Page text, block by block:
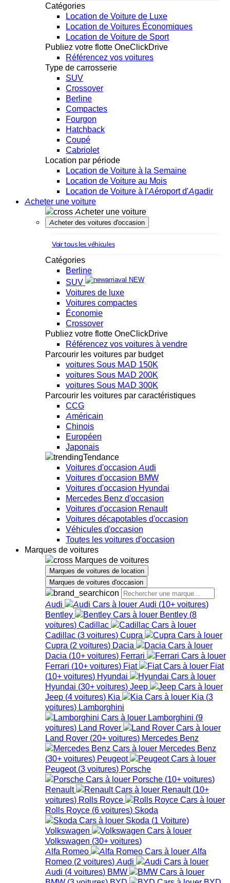
Catégories
Location de Voiture de Luxe
Location de Voitures Économiques
Location de Voiture de Sport
Publiez votre flotte OneClickDrive
Référencez vos voitures
Type de carrosserie
SUV
Crossover
Berline
Compactes
Fourgon
Hatchback
Coupé
Cabriolet
Location par période
Location de Voiture à la Semaine
Location de Voiture au Mois
Location de Voiture à l'Aéroport d'Agadir
Acheter une voiture
Acheter une voiture
Acheter des voitures d'occasion
Voir tous les véhicules
Catégories
Berline
SUV
NEW
Voitures de luxe
Voitures compactes
Économie
Crossover
Publiez votre flotte OneClickDrive
Référencez vos voitures à vendre
Parcourir les voitures par budget
voitures Sous MAD 150K
voitures Sous MAD 200K
voitures Sous MAD 300K
Parcourir les voitures par caractéristiques
CCG
Américain
Chinois
Européen
Japonais
Tendance
Voitures d'occasion Audi
Voitures d'occasion BMW
Voitures d'occasion Hyundai
Mercedes Benz d'occasion
Voitures d'occasion Renault
Voitures décapotables d'occasion
Véhicules d'occasion
Toutes les voitures d'occasion
Marques de voitures
Marques de voitures
Marques de voitures de location
Marques de voitures d'occasion
Audi Audi (10+ voitures)
Bentley
Bentley (8
voitures) Cadillac
Cadillac (3 voitures) Cupra
Cupra (2 voitures) Dacia
Dacia (10+ voitures) Ferrari
Ferrari (10+ voitures) Fiat
Fiat
(10+ voitures) Hyundai
Hyundai (30+ voitures) Jeep
Jeep (4 voitures) Kia Kia (3
voitures) Lamborghini
Lamborghini (9
voitures) Land Rover
Land Rover (20+ voitures) Mercedes Benz
Mercedes Benz
(30+ voitures) Peugeot
Peugeot (3 voitures) Porsche
Porsche (10+ voitures)
Renault
Renault (10+
voitures) Rolls Royce
Rolls Royce (6 voitures) Skoda
Skoda (1 Voiture)
Volkswagen
Volkswagen (30+ voitures)
Alfa Romeo
Alfa
Romeo (2 voitures) Audi
Audi (4 voitures) BMW